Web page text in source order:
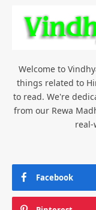
Welcome to
things related to
to read. We're
from our Rewa
Facebook